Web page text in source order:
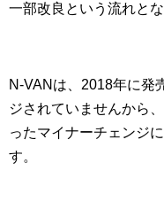
一部改良という流れとな
N-VANは、2018年に発
ジされていませんから
ったマイナーチェンジ
す。